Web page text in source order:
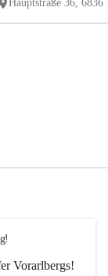
Vorarlbergs!